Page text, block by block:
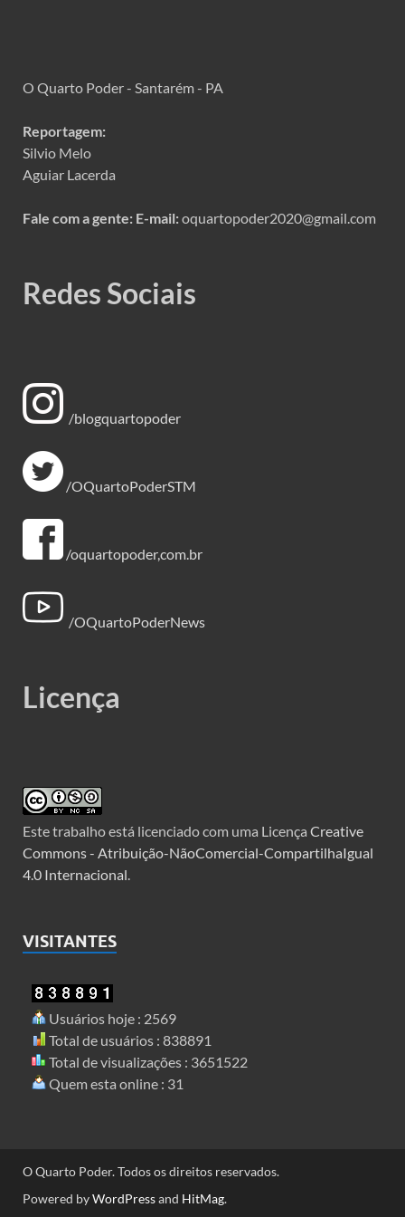
O Quarto Poder - Santarém - PA
Reportagem:
Silvio Melo
Aguiar Lacerda
Fale com a gente: E-mail:oquartopoder2020@gmail.com
Redes Sociais
/blogquartopoder
/OQuartoPoderSTM
/oquartopoder,com.br
/OQuartoPoderNews
Licença
Este trabalho está licenciado com uma Licença Creative
Commons - Atribuição-NãoComercial-CompartilhaIgual
4.0 Internacional
VISITANTES
Usuários hoje : 2569
Total de usuários : 838891
Total de visualizações : 3651522
Quem esta online : 31
O Quarto Poder. Todos os direitos reservados.
Powered byWordPressand HitMag.